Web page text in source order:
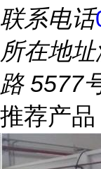
联系电话
所在地址
路 5577
推荐产品